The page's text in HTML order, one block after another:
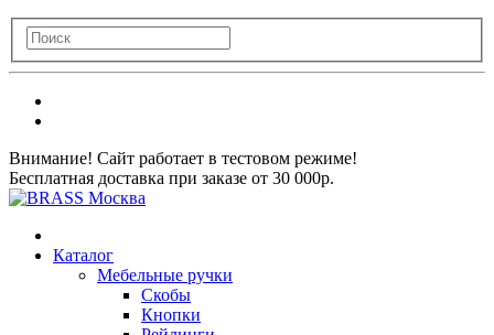
Внимание! Сайт работает в тестовом режиме!
Бесплатная доставка при заказе от 30 000р.
Каталог
Мебельные ручки
Скобы
Кнопки